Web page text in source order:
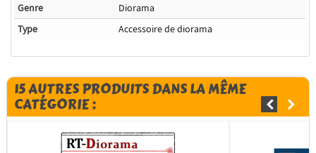
Genre
Diorama
Type
Accessoire de diorama
15 AUTRES PRODUITS DANS LA MÊME
CATÉGORIE :